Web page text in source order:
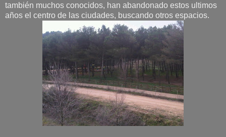
también muchos conocidos, han abandonado estos ultimos
años el centro de las ciudades, buscando otros espacios.